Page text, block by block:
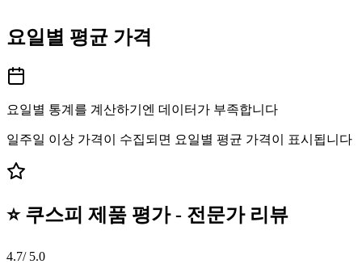
요일별 평균 가격
요일별 통계를 계산하기엔 데이터가 부족합니다
일주일 이상 가격이 수집되면 요일별 평균 가격이 표시됩니다
⭐ 쿠스피 제품 평가 - 전문가 리뷰
4.7/ 5.0